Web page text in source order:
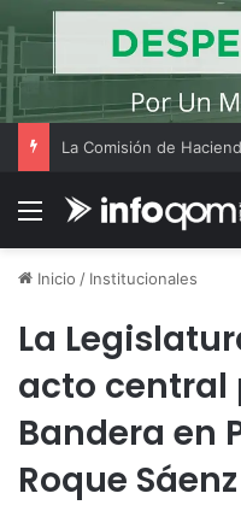
Menú
Inicio / Institucionales
La
acto central
Bandera en
Roque